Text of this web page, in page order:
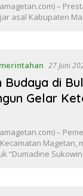
–
asal Kabupaten
27 Juni
Budaya di
Gelar
–
Magetan,
“Dumadine